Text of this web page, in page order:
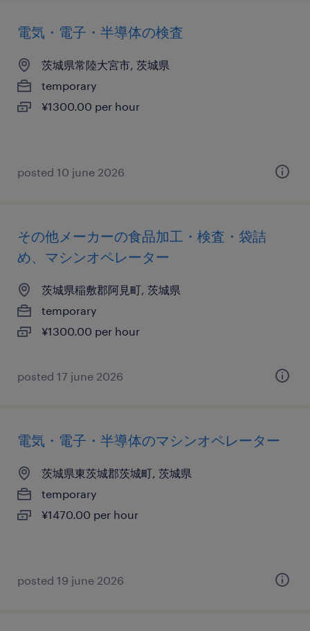
電気・電子・半導体の検査
茨城県常陸大宮市, 茨城県
temporary
¥1300.00 per hour
posted 10 june 2026
その他メーカーの食品加工・検査・袋詰
め、マシンオペレーター
茨城県稲敷郡阿見町, 茨城県
temporary
¥1300.00 per hour
posted 17 june 2026
電気・電子・半導体のマシンオペレーター
茨城県東茨城郡茨城町, 茨城県
temporary
¥1470.00 per hour
posted 19 june 2026